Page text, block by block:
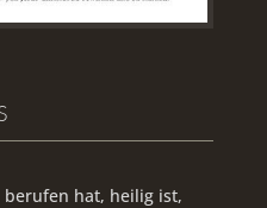
hat, heilig ist,